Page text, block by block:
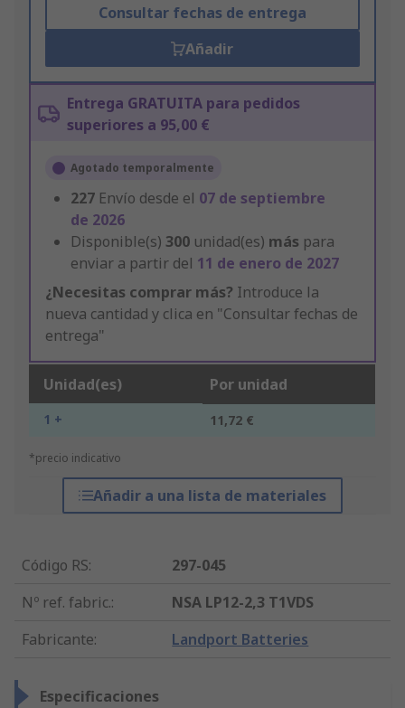
Consultar fechas de entrega
Añadir
Entrega GRATUITA para pedidos
superiores a 95,00 €
Agotado temporalmente
227 Envío desde el 07 de septiembre
de 2026
Disponible(s) 300 unidad(es) más para
enviar a partir del 11 de enero de 2027
¿Necesitas comprar más? Introduce la
nueva cantidad y clica en "Consultar fechas de
entrega"
Unidad(es) Por unidad
1 + 11,72 €
*precio indicativo
Añadir a una lista de materiales
Código RS:
297-045
Nº ref. fabric.:
NSA LP12-2,3 T1VDS
Fabricante: Landport Batteries
Especificaciones